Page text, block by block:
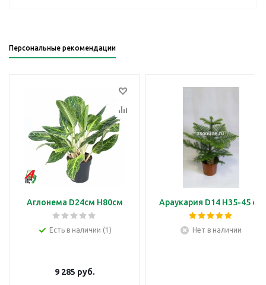
Персональные рекомендации
Аглонема D24см H80см
Есть в наличии (1)
9 285 руб.
Араукария D14 H35-45 см
Нет в наличии